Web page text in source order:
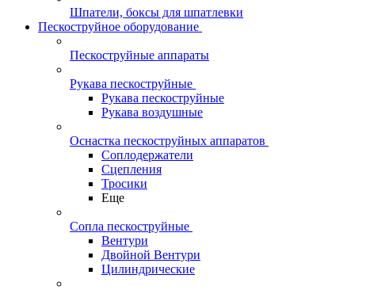
Шпатели, боксы для шпатлевки
Пескоструйное оборудование
Пескоструйные аппараты
Рукава пескоструйные
Рукава пескоструйные
Рукава воздушные
Оснастка пескоструйных аппаратов
Соплодержатели
Сцепления
Тросики
Еще
Сопла пескоструйные
Вентури
Двойной Вентури
Цилиндрические